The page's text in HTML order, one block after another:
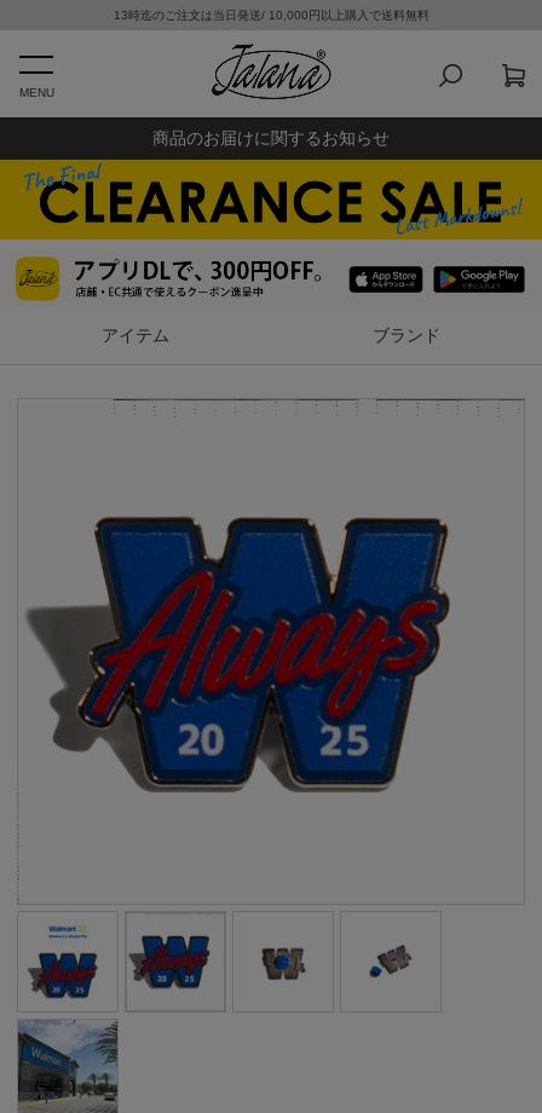
13時迄のご注文は当日発送/ 10,000円以上購入で送料無料
MENU
商品のお届けに関するお知らせ
アイテム ブランド